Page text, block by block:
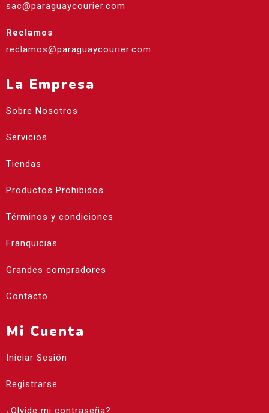
sac@paraguaycourier.com
Reclamos
reclamos@paraguaycourier.com
La Empresa
Sobre Nosotros
Servicios
Tiendas
Productos Prohibidos
Términos y condiciones
Franquicias
Grandes compradores
Contacto
Mi Cuenta
Iniciar Sesión
Registrarse
¿Olvide mi contraseña?